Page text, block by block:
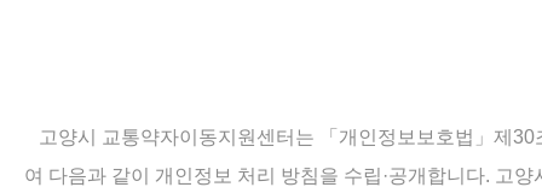
고양시 교통약자이동지원센터는 「개인정보보호법」제
여 다음과 같이 개인정보 처리 방침을 수립·공개합니다. 고